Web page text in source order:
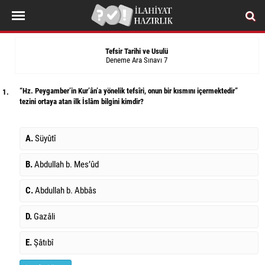
Tefsir Tarihi ve Usulü
Deneme Ara Sınavı 7
1.
“Hz. Peygamber’in Kur’ân’a yönelik tefsîri, onun bir kısmını içermektedir”
tezini ortaya atan ilk İslâm bilgini kimdir?
A.Süyûtî
B.Abdullah b. Mes’ûd
C.Abdullah b. Abbâs
D.Gazâli
E.Şâtıbî